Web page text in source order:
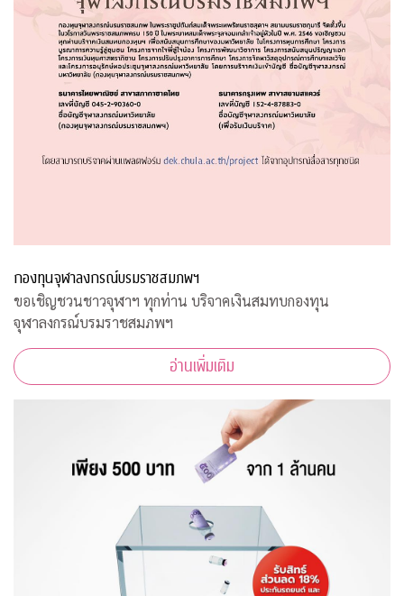
กองทุนจุฬาลงกรณ์บรมราชสมภพฯ
ขอเชิญชวนชาวจุฬาฯ ทุกท่าน บริจาคเงินสมทบกองทุน
จุฬาลงกรณ์บรมราชสมภพฯ
อ่านเพิ่มเติม